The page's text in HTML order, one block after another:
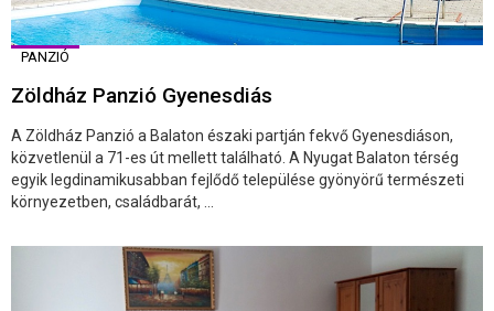
PANZIÓ
Zöldház Panzió Gyenesdiás
A Zöldház Panzió a Balaton északi partján fekvő Gyenesdiáson,
közvetlenül a 71-es út mellett található. A Nyugat Balaton térség
egyik legdinamikusabban fejlődő települése gyönyörű természeti
környezetben, családbarát, ...